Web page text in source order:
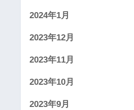
2024年1月
2023年12月
2023年11月
2023年10月
2023年9月